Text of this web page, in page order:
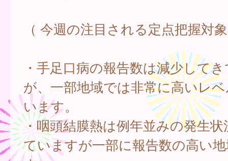
（ 今週の注目される定点把握対
・手足口病の報告数は減少して
が、一部地域では非常に高いレ
います。
・咽頭結膜熱は例年並みの発生
ていますが一部に報告数の高い